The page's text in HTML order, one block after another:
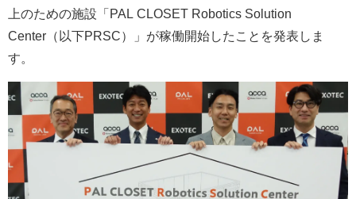
上のための施設「PAL CLOSET Robotics Solution
Center（以下PRSC）」が稼働開始したことを発表しま
す。